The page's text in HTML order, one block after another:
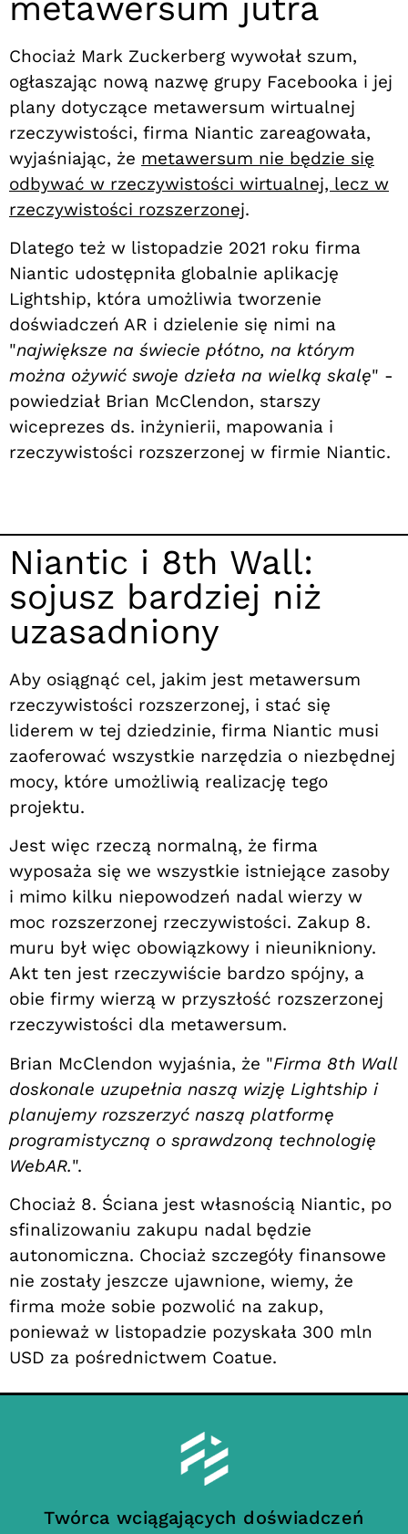
metawersum jutra
Chociaż Mark Zuckerberg wywołał szum,
ogłaszając nową nazwę grupy Facebooka i jej
plany dotyczące metawersum wirtualnej
rzeczywistości, firma Niantic zareagowała,
wyjaśniając, że metawersum nie będzie się
odbywać w rzeczywistości wirtualnej, lecz w
rzeczywistości rozszerzonej.
Dlatego też w listopadzie 2021 roku firma
Niantic udostępniła globalnie aplikację
Lightship, która umożliwia tworzenie
doświadczeń AR i dzielenie się nimi na
"największe na świecie płótno, na którym
można ożywić swoje dzieła na wielką skalę" -
powiedział Brian McClendon, starszy
wiceprezes ds. inżynierii, mapowania i
rzeczywistości rozszerzonej w firmie Niantic.
Niantic i 8th Wall:
sojusz bardziej niż
uzasadniony
Aby osiągnąć cel, jakim jest metawersum
rzeczywistości rozszerzonej, i stać się
liderem w tej dziedzinie, firma Niantic musi
zaoferować wszystkie narzędzia o niezbędnej
mocy, które umożliwią realizację tego
projektu.
Jest więc rzeczą normalną, że firma
wyposaża się we wszystkie istniejące zasoby
i mimo kilku niepowodzeń nadal wierzy w
moc rozszerzonej rzeczywistości. Zakup 8.
muru był więc obowiązkowy i nieunikniony.
Akt ten jest rzeczywiście bardzo spójny, a
obie firmy wierzą w przyszłość rozszerzonej
rzeczywistości dla metawersum.
Brian McClendon wyjaśnia, że "Firma 8th Wall
doskonale uzupełnia naszą wizję Lightship i
planujemy rozszerzyć naszą platformę
programistyczną o sprawdzoną technologię
WebAR.".
Chociaż 8. Ściana jest własnością Niantic, po
sfinalizowaniu zakupu nadal będzie
autonomiczna. Chociaż szczegóły finansowe
nie zostały jeszcze ujawnione, wiemy, że
firma może sobie pozwolić na zakup,
ponieważ w listopadzie pozyskała 300 mln
USD za pośrednictwem Coatue.
Twórca wciągających doświadczeń